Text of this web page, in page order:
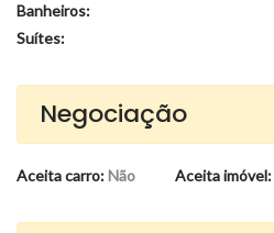
Banheiros:
Suítes:
Negociação
Aceita carro:Não Aceita imóvel: